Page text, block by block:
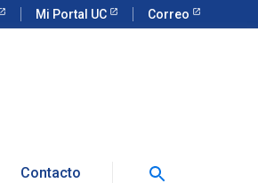
Mi Portal UC Correo
Contacto